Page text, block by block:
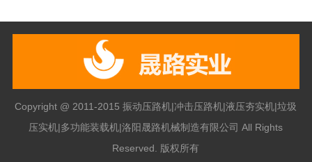
Copyright @ 2011-2015 振动压路机|冲击压路机|液压夯实机|垃圾
压实机|多功能装载机|洛阳晟路机械制造有限公司 All Rights
Reserved. 版权所有